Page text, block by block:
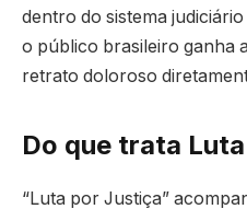
dentro do sistema
o público brasileiro ganha
retrato doloroso
Do que trata
“Luta por Justiça”